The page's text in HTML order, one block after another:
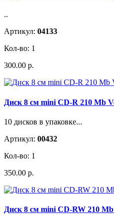
..
Артикул: 04133
Кол-во: 1
300.00 р.
Диск 8 см mini CD-R 210 Mb
10 дисков в упаковке...
Артикул: 00432
Кол-во: 1
350.00 р.
Диск 8 см mini CD-RW 210